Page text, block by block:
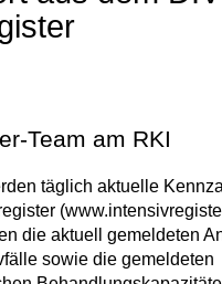
Team am RKI
täglich aktuelle
die aktuell gemeldeten
sowie die gemeldeten